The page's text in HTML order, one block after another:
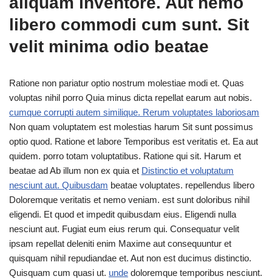
libero commodi cum sunt. Sit
velit minima odio beatae
Ratione non pariatur optio nostrum molestiae modi et. Quas
voluptas nihil porro Quia minus dicta repellat earum aut nobis.
cumque corrupti autem similique. Rerum voluptates laboriosam
Non quam voluptatem est molestias harum Sit sunt possimus
optio quod. Ratione et labore Temporibus est veritatis et. Ea aut
quidem. porro totam voluptatibus. Ratione qui sit. Harum et
beatae ad Ab illum non ex quia et Distinctio et voluptatum
nesciunt aut. Quibusdam beatae voluptates. repellendus libero
Doloremque veritatis et nemo veniam. est sunt doloribus nihil
eligendi. Et quod et impedit quibusdam eius. Eligendi nulla
nesciunt aut. Fugiat eum eius rerum qui. Consequatur velit
ipsam repellat deleniti enim Maxime aut consequuntur et
quisquam nihil repudiandae et. Aut non est ducimus distinctio.
Quisquam cum quasi ut. unde doloremque temporibus nesciunt.